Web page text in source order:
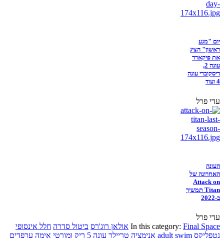
יום "מגע
ראשון" הציג
את פיקארד
עונה 2,
דיסקוברי עונה
4 ועוד
עדי פרל
העונה
האחרונה של
Attack on
Titan תמשיך
ב-2022
עדי פרל
In this category: Final Space אולאן רוג'רס ביטול סדרה חלל אינסופי
נטפליקס adult swim אנימציה טריילר עונה 5 ריק ומורטי אימה ערפדים